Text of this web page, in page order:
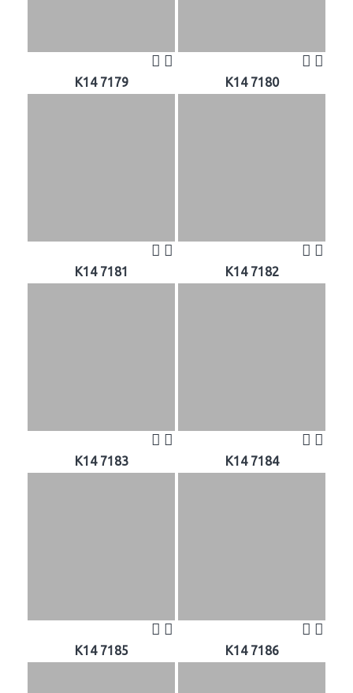
K14 7179 K14 7180
K14 7181 K14 7182
K14 7183 K14 7184
K14 7185 K14 7186